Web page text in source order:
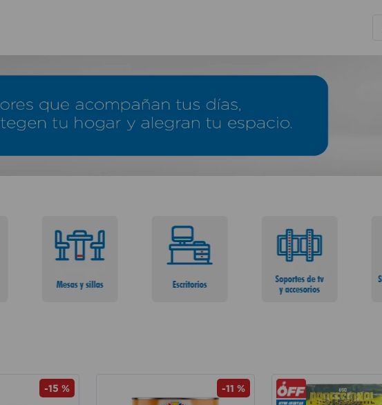
-15 % -11 %
TÉRMINOS MÁS BUSCADOS
1.
lamparas
2.
ducha
3.
silla
8.